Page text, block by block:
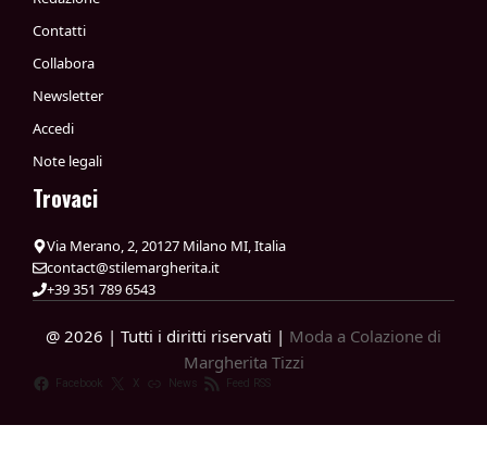
Contatti
Collabora
Newsletter
Accedi
Note legali
Trovaci
Via Merano, 2, 20127 Milano MI, Italia
contact@stilemargherita.it
+39 351 789 6543
@ 2026 | Tutti i diritti riservati | Moda a Colazione di
Margherita Tizzi
Facebook X News Feed RSS